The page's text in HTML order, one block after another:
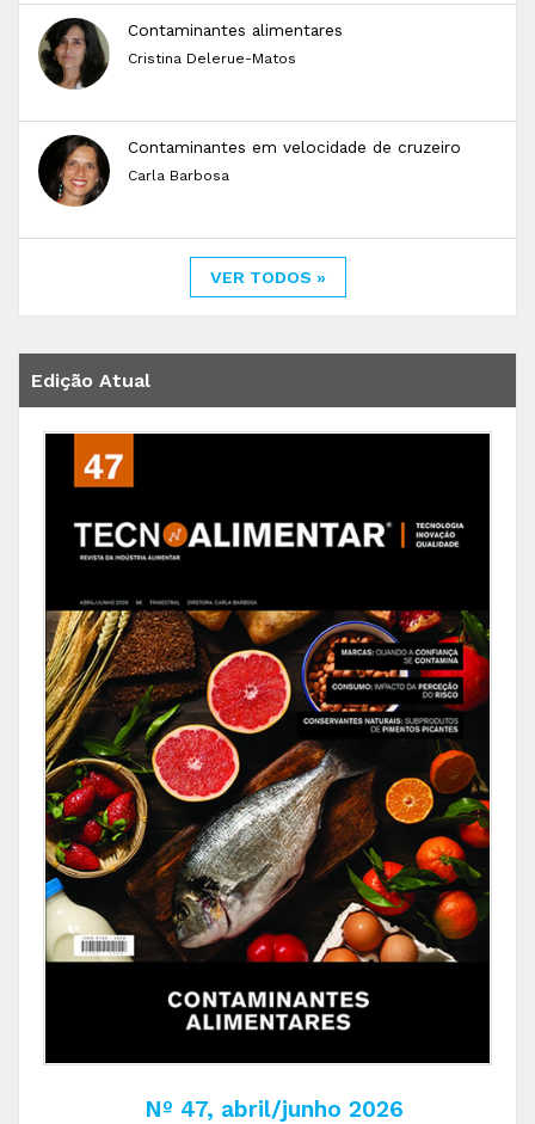
Contaminantes alimentares
Cristina Delerue-Matos
Contaminantes em velocidade de cruzeiro
Carla Barbosa
VER TODOS »
Edição Atual
Nº 47, abril/junho 2026